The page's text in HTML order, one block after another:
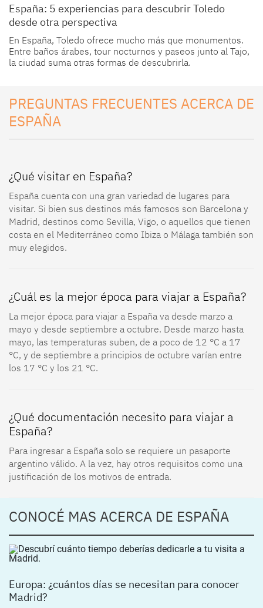
España: 5 experiencias para descubrir Toledo
desde otra perspectiva
En España, Toledo ofrece mucho más que monumentos.
Entre baños árabes, tour nocturnos y paseos junto al Tajo,
la ciudad suma otras formas de descubrirla.
PREGUNTAS FRECUENTES ACERCA DE
ESPAÑA
¿Qué visitar en España?
España cuenta con una gran variedad de lugares para
visitar. Si bien sus destinos más famosos son Barcelona y
Madrid, destinos como Sevilla, Vigo, o aquellos que tienen
costa en el Mediterráneo como Ibiza o Málaga también son
muy elegidos.
¿Cuál es la mejor época para viajar a España?
La mejor época para viajar a España va desde marzo a
mayo y desde septiembre a octubre. Desde marzo hasta
mayo, las temperaturas suben, de a poco de 12 °C a 17
°C, y de septiembre a principios de octubre varían entre
los 17 °C y los 21 °C.
¿Qué documentación necesito para viajar a
España?
Para ingresar a España solo se requiere un pasaporte
argentino válido. A la vez, hay otros requisitos como una
justificación de los motivos de entrada.
CONOCÉ MAS ACERCA DE ESPAÑA
Europa: ¿cuántos días se necesitan para conocer
Madrid?